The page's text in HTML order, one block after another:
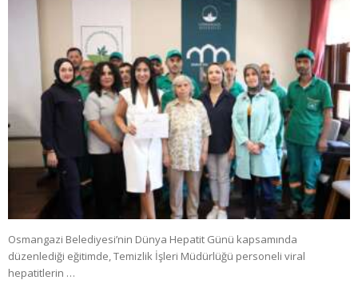
Osmangazi Belediyesi’nin Dünya Hepatit Günü kapsamında
düzenlediği eğitimde, Temizlik İşleri Müdürlüğü personeli viral
hepatitlerin …